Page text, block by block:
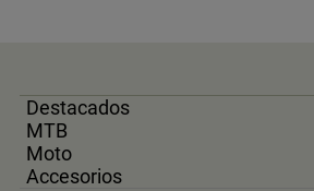
Destacados
MTB
Moto
Accesorios